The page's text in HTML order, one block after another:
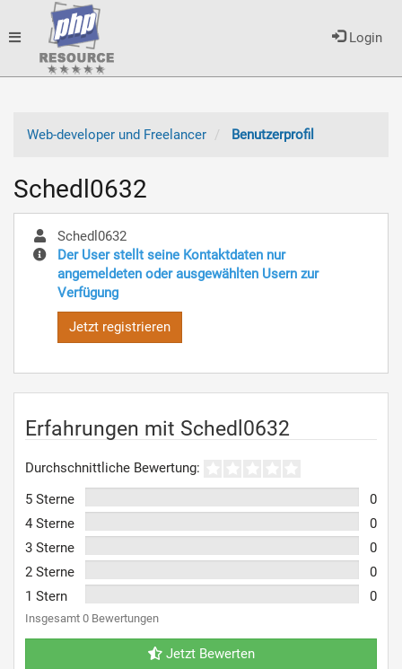
Login
Toggle
Web-developer und Freelancer
Benutzerprofil
Schedl0632
Schedl0632
Der User stellt seine Kontaktdaten nur
angemeldeten oder ausgewählten Usern zur
Verfügung
Jetzt registrieren
Erfahrungen mit Schedl0632
Durchschnittliche Bewertung:
5 Sterne
0
4 Sterne
0
3 Sterne
0
2 Sterne
0
1 Stern
0
Insgesamt 0 Bewertungen
Jetzt Bewerten